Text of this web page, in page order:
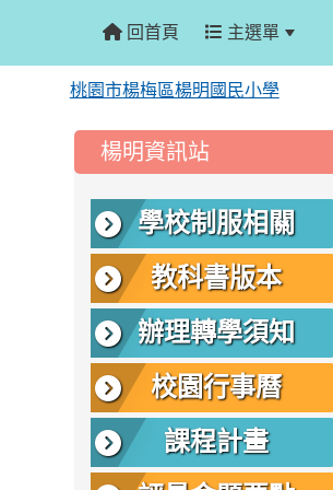
回首頁 主選單
桃園市楊梅區楊明國民小學
::: 楊明資訊站
學校制服相關
教科書版本
辦理轉學須知
校園行事曆
課程計畫